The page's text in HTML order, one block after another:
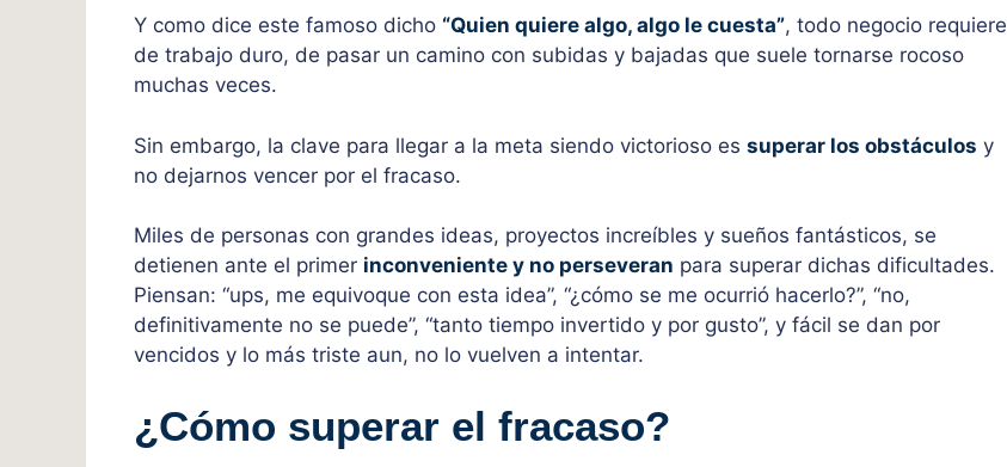
Y como dice este famoso dicho “Quien quiere algo, algo le cuesta”, todo negocio requiere
de trabajo duro, de pasar un camino con subidas y bajadas que suele tornarse rocoso
muchas veces.
Sin embargo, la clave para llegar a la meta siendo victorioso es superar los obstáculos y
no dejarnos vencer por el fracaso.
Miles de personas con grandes ideas, proyectos increíbles y sueños fantásticos, se
detienen ante el primer inconveniente y no perseveran para superar dichas dificultades.
Piensan: “ups, me equivoque con esta idea”, “¿cómo se me ocurrió hacerlo?”, “no,
definitivamente no se puede”, “tanto tiempo invertido y por gusto”, y fácil se dan por
vencidos y lo más triste aun, no lo vuelven a intentar.
¿Cómo superar el fracaso?